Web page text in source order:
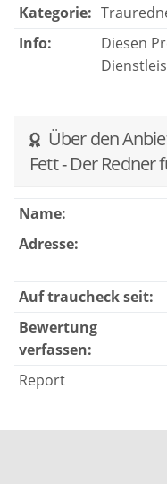
Kategorie:
Info:
Diesen
Über den
Fett - Der Redner
Name:
Adresse:
Auf traucheck seit:
Bewertung
verfassen:
Report